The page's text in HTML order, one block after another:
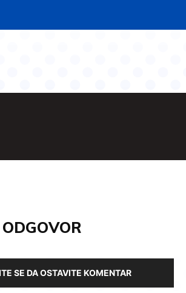
SE DA OSTAVITE KOMENTAR